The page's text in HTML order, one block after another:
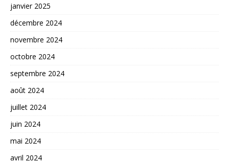
janvier 2025
décembre 2024
novembre 2024
octobre 2024
septembre 2024
août 2024
juillet 2024
juin 2024
mai 2024
avril 2024